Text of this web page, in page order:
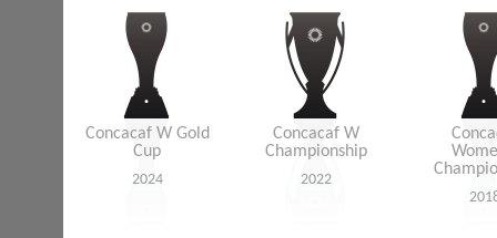
Concacaf W Gold
Cup
2024
Concacaf W
Championship
2022